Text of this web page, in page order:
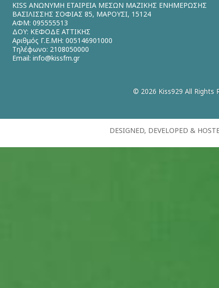
KISS ΑΝΩΝΥΜΗ ΕΤΑΙΡΕΙΑ ΜΕΣΩΝ ΜΑΖΙΚΗΣ ΕΝΗΜΕΡΩΣΗΣ
ΒΑΣΙΛΙΣΣΗΣ ΣΟΦΙΑΣ 85, ΜΑΡΟΥΣΙ, 15124
ΑΦΜ: 095555513
ΔΟΥ: ΚΕΦΟΔΕ ΑΤΤΙΚΗΣ
Αριθμός Γ.Ε.ΜΗ: 005146901000
Τηλέφωνο: 2108050000
Email: info@kissfm.gr
© 2026 Kiss929 All Rights
DESIGNED, DEVELOPED &